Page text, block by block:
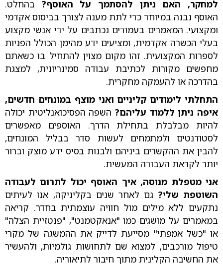
למחקר, האם ניתן להסתמך על האוסף? בהחלט.
האוסף נבנה במיוחד כדי לתת מענה לצורך בביסוס אקדמי
ומקצועי. המאמרים בעמודים נכתבים על ידי אנשי מקצוע
בעלי הכשרה אקדמית, ומציעים ידע מהימן הכולל הפניות
לספרות המקצועית. זהו מקום מצוין להתחיל בו כשאתם
מחפשים מקורות לכתיבת עבודה סמינריונית, למצגת
בהדרכה או להעמקה מחקרית.
התחלתי לימודים קליניים ואני מוצף במונחים חדשים,
איפה ניתן ללמוד עליהם? השפה הפסיכואנליטית יכולה
להיות מבלבלת בתחילת הדרך. האוספים מאפשרים
לסטודנטים ולמתמחים לעשות סדר בבליל המונחים,
להבין את ההקשרים ביניהם ולבנות בסיס ידע מוצק וברור
יותר לקראת העבודה המעשית.
אני מטפלת מנוסה, איך האוסף יכול לתרום לעבודה
השוטפת שלי? גם לאחר שנים בקליניקה, אנו לעיתים
נתקעים ללא מילים מול חוויה עוצמתית בחדר. קריאה
במאמרים על מושגים כמו "אנאקטמנט", "פנטזיית הצלה"
או "כשל אמפתי" מסייעת לדייק את ההמשגה של מקרי
טיפול מורכבים, למצוא שם לתחושות גולמיות, ולהעשיר
את החשיבה הקלינית מתוך חיבור לתיאוריה.